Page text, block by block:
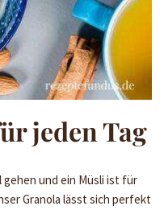
jeden Tag
gehen und ein Müsli ist für
Granola lässt sich perfekt